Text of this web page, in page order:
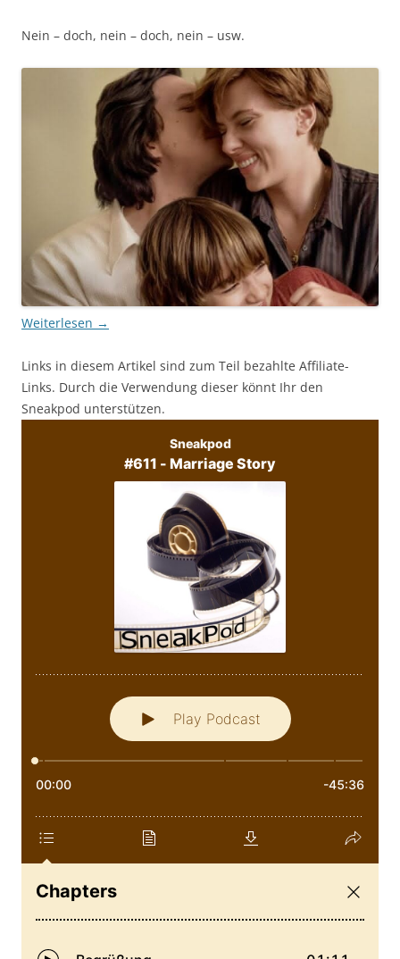
Nein – doch, nein – doch, nein – usw.
Weiterlesen →
Links in diesem Artikel sind zum Teil bezahlte Affiliate-
Links. Durch die Verwendung dieser könnt Ihr den
Sneakpod unterstützen.